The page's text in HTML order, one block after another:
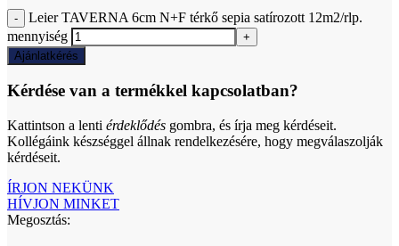
Leier TAVERNA 6cm N+F térkő sepia satírozott 12m2/rlp.
mennyiség
Ajánlatkérés
Kérdése van a termékkel kapcsolatban?
Kattintson a lenti érdeklődés gombra, és írja meg kérdéseit.
Kollégáink készséggel állnak rendelkezésére, hogy megválaszolják
kérdéseit.
ÍRJON NEKÜNK
HÍVJON MINKET
Megosztás: